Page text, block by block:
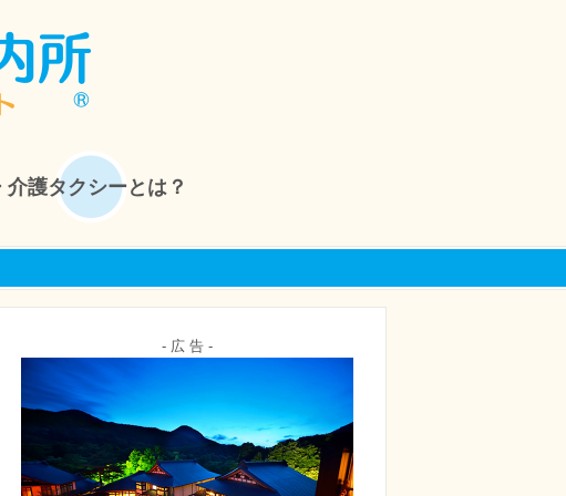
介護タクシーとは？
- 広 告 -